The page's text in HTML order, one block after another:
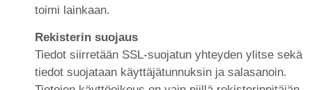
toimi lainkaan.
Rekisterin suojaus
Tiedot siirretään SSL-suojatun yhteyden ylitse sekä
tiedot suojataan käyttäjätunnuksin ja salasanoin.